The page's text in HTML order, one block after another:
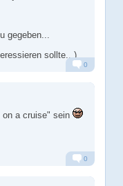
gegeben...
sollte...)
0
on a cruise" sein
0